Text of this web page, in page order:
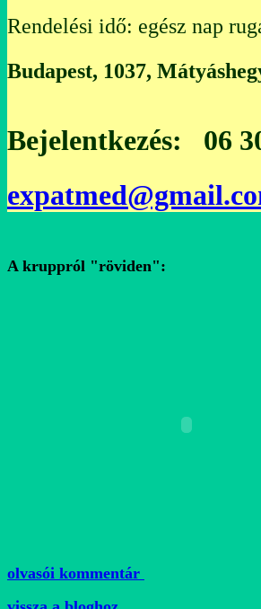
Rendelési idő: egész nap
Budapest, 1037,
Bejelentkezés: 06
A kruppról "röviden":
olvasói kommentár